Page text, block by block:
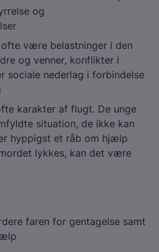
og
være belastninger i den
og venner, konflikter i
sociale nederlag i forbindelse
karakter af flugt. De unge
situation, de ikke kan
hyppigst et råb om hjælp
lykkes, kan det være
faren for gentagelse samt